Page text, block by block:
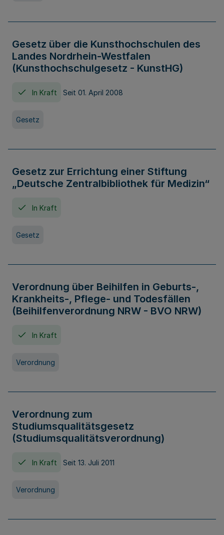
Gesetz über die Kunsthochschulen des
Landes Nordrhein-Westfalen
(Kunsthochschulgesetz - KunstHG)
In Kraft Seit 01. April 2008
Gesetz
Gesetz zur Errichtung einer Stiftung
„Deutsche Zentralbibliothek für Medizin“
In Kraft
Gesetz
Verordnung über Beihilfen in Geburts-,
Krankheits-, Pflege- und Todesfällen
(Beihilfenverordnung NRW - BVO NRW)
In Kraft
Verordnung
Verordnung zum
Studiumsqualitätsgesetz
(Studiumsqualitätsverordnung)
In Kraft Seit 13. Juli 2011
Verordnung